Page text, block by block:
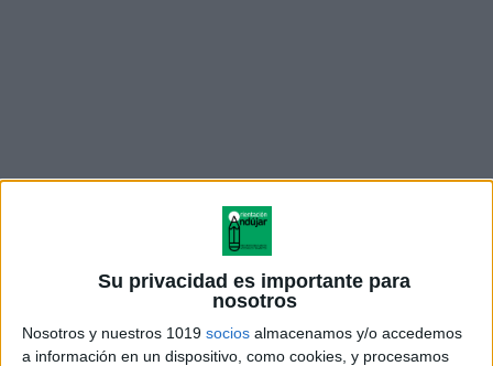
Su privacidad es importante para
nosotros
Nosotros y nuestros 1019 socios almacenamos y/o accedemos
a información en un dispositivo, como cookies, y procesamos
Previamente le hemos presentado un mapa de
España donde vienen representadas cada una de las
comunidades con sus respectivas banderas.